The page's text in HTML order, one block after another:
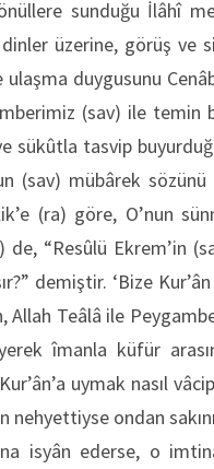
sunduğu İlâhî
üzerine, görüş ve
duygusunu
(sav) ile temin
sükûtla tasvip
(sav) mübârek
(ra) göre, O’nun
“Resûlü Ekrem’in
demiştir. ‘Bize
Teâlâ ile
îmanla küfür
uymak nasıl
nehyettiyse ondan
isyân ederse, o